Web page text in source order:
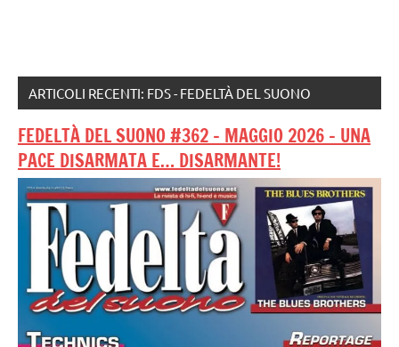
ARTICOLI RECENTI: FDS - FEDELTÀ DEL SUONO
FEDELTÀ DEL SUONO #362 – MAGGIO 2026 – UNA
PACE DISARMATA E… DISARMANTE!